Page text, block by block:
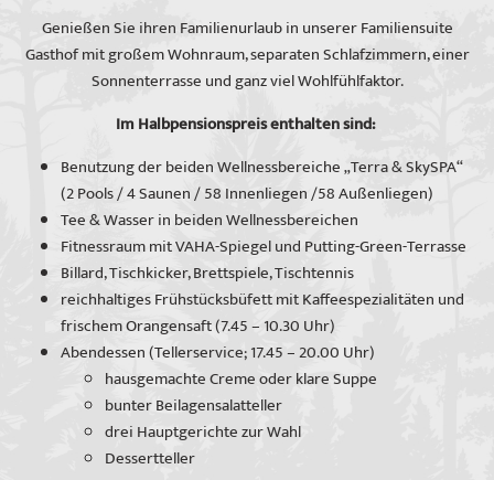
Genießen Sie ihren Familienurlaub in unserer Familiensuite
Gasthof mit großem Wohnraum, separaten Schlafzimmern, einer
Sonnenterrasse und ganz viel Wohlfühlfaktor.
Im Halbpensionspreis enthalten sind:
Benutzung der beiden Wellnessbereiche „Terra & SkySPA“
(2 Pools / 4 Saunen / 58 Innenliegen /58 Außenliegen)
Tee & Wasser in beiden Wellnessbereichen
Fitnessraum mit VAHA-Spiegel und Putting-Green-Terrasse
Billard, Tischkicker, Brettspiele, Tischtennis
reichhaltiges Frühstücksbüfett mit Kaffeespezialitäten und
frischem Orangensaft (7.45 – 10.30 Uhr)
Abendessen (Tellerservice; 17.45 – 20.00 Uhr)
hausgemachte Creme oder klare Suppe
bunter Beilagensalatteller
drei Hauptgerichte zur Wahl
Dessertteller